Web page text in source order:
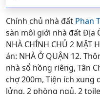
Chính chủ nhà đất Phan
sàn môi giới nhà đất Địa
NHÀ CHÍNH CHỦ 2 MẶT
án: NHÀ Ở QUẬN 12.
nhà sổ hồng riêng, Tân
chợ 200m, Tiện ích xung
lửng, 2 phòng ngủ, 2